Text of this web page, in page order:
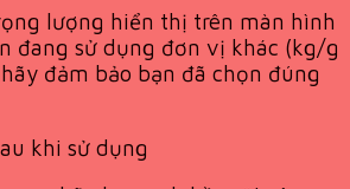
lượng hiển thị trên màn hình
đang sử dụng đơn vị khác (kg/g
đảm bảo bạn đã chọn đúng
khi sử dụng